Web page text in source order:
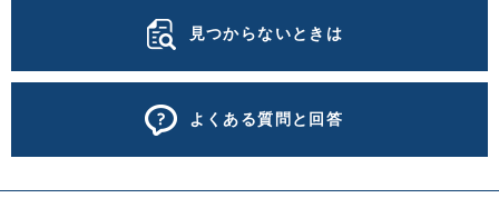
見つからないときは
よくある質問と回答